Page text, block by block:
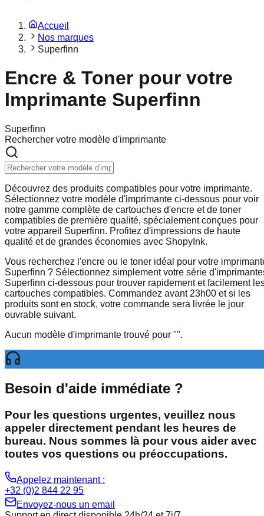
Accueil
Nos marques
Superfinn
Encre & Toner pour votre
Imprimante Superfinn
Superfinn
Rechercher votre modèle d'imprimante
Découvrez des produits compatibles pour votre imprimante.
Sélectionnez votre modèle d'imprimante ci-dessous pour voir
notre gamme complète de cartouches d'encre et de toner
compatibles de première qualité, spécialement conçues pour
votre appareil Superfinn. Profitez d'impressions de haute
qualité et de grandes économies avec ShopyInk.
Vous recherchez l'encre ou le toner idéal pour votre
Superfinn ? Sélectionnez simplement votre série
Superfinn ci-dessous pour trouver rapidement et facilement
cartouches compatibles. Commandez avant 23h00 et si les
produits sont en stock, votre commande sera livrée le jour
ouvrable suivant.
Aucun modèle d'imprimante trouvé pour "".
Besoin d'aide immédiate ?
Pour les questions urgentes, veuillez nous
appeler directement pendant les heures de
bureau. Nous sommes là pour vous aider avec
toutes vos questions ou préoccupations.
Appelez maintenant :
+32 (0)2 844 22 95
Envoyez-nous un email